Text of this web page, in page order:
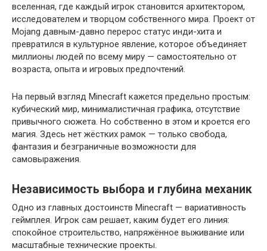
вселенная, где каждый игрок становится архитектором,
исследователем и творцом собственного мира. Проект от
Mojang давным-давно перерос статус инди-хита и
превратился в культурное явление, которое объединяет
миллионы людей по всему миру — самостоятельно от
возраста, опыта и игровых предпочтений.
На первый взгляд Minecraft кажется предельно простым:
кубический мир, минималистичная графика, отсутствие
привычного сюжета. Но собственно в этом и кроется его
магия. Здесь нет жёстких рамок — только свобода,
фантазия и безграничные возможности для
самовыражения.
Независимость выбора и глубина механик
Одно из главных достоинств Minecraft — вариативность
геймплея. Игрок сам решает, каким будет его линия:
спокойное строительство, напряжённое выживание или
масштабные технические проекты.